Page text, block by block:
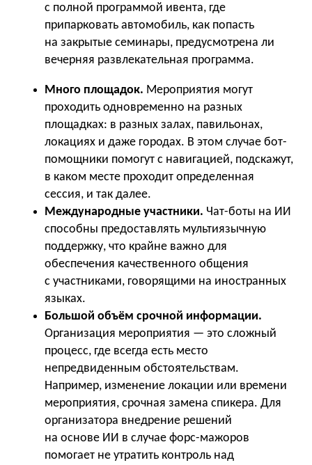
с полной программой ивента, где
припарковать автомобиль, как попасть
на закрытые семинары, предусмотрена ли
вечерняя развлекательная программа.
Много площадок. Мероприятия могут
проходить одновременно на разных
площадках: в разных залах, павильонах,
локациях и даже городах. В этом случае бот-
помощники помогут с навигацией, подскажут,
в каком месте проходит определенная
сессия, и так далее.
Международные участники. Чат-боты на ИИ
способны предоставлять мультиязычную
поддержку, что крайне важно для
обеспечения качественного общения
с участниками, говорящими на иностранных
языках.
Большой объём срочной информации.
Организация мероприятия — это сложный
процесс, где всегда есть место
непредвиденным обстоятельствам.
Например, изменение локации или времени
мероприятия, срочная замена спикера. Для
организатора внедрение решений
на основе ИИ в случае форс-мажоров
помогает не утратить контроль над